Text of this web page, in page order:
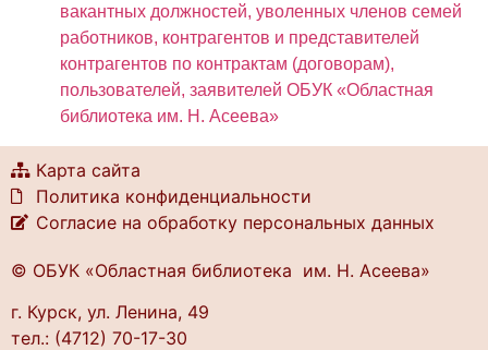
вакантных должностей, уволенных членов семей
работников, контрагентов и представителей
контрагентов по контрактам (договорам),
пользователей, заявителей ОБУК «Областная
библиотека им. Н. Асеева»
Карта сайта
Политика конфиденциальности
Согласие на обработку персональных данных
© ОБУК «Областная библиотека им. Н. Асеева»
г. Курск, ул. Ленина, 49
тел.: (4712) 70-17-30